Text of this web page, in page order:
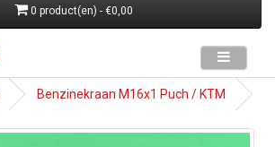
0 product(en) - €0,00
Benzinekraan M16x1 Puch / KTM